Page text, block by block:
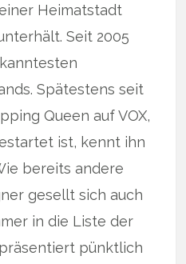
Heimatstadt
Seit 2005
Spätestens seit
Queen auf VOX,
ist, kennt ihn
bereits andere
gesellt sich auch
in die Liste der
pünktlich